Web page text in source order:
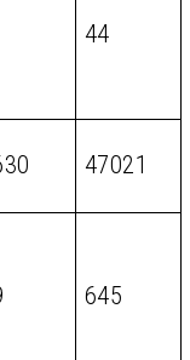
44
47021
645